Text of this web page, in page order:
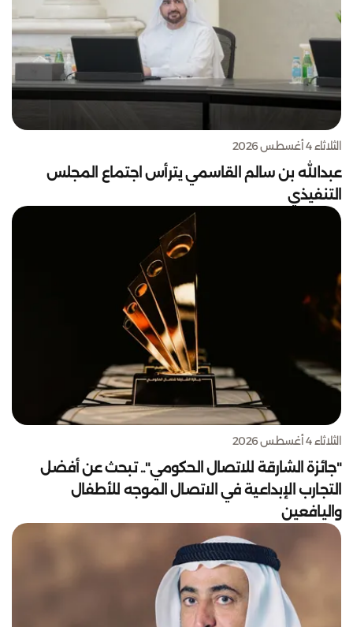
الثلاثاء 4 أغسطس 2026
عبدالله بن سالم القاسمي يترأس اجتماع المجلس
التنفيذي
الثلاثاء 4 أغسطس 2026
"جائزة الشارقة للاتصال الحكومي".. تبحث عن أفضل
التجارب الإبداعية في الاتصال الموجه للأطفال
واليافعين